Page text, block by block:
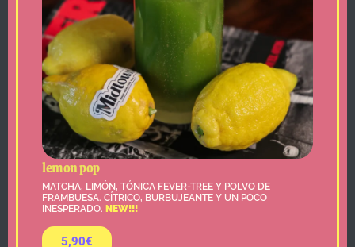
lemon pop
MATCHA, LIMÓN, TÓNICA FEVER-TREE Y POLVO DE
FRAMBUESA. CÍTRICO, BURBUJEANTE Y UN POCO
INESPERADO. NEW!!!
5,90€